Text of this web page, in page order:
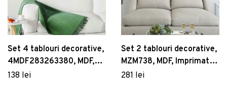
Set 4 tablouri decorative,
4MDF283263380, MDF,
Imprimat UV, Multicolor
138 lei
Set 2 tablouri decorative,
MZM738, MDF, Imprimat
UV, Multicolor
281 lei